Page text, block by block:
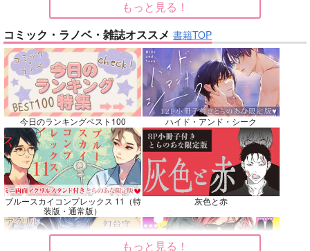
No.7
名も無きシャイニーア
ワー
ウエマリ
専売 446円（税込）
No.8
Beginning！
魚イチ場
770円 （税込）
その他
キョウヤ×カラスバ
No.9
Elements
韋譜律斗
専売 583 円（税込）
もっと見る！
コミック・ラノベ・雑誌オススメ 書籍TOP
今日のランキングベスト100 ハイド・アンド・シーク
ブルースカイコンプレックス 11（特
装版・通常版）
灰色と赤
もっと見る！